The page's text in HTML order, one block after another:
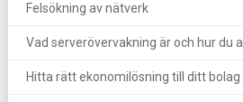
Felsökning av nätverk
Vad serverövervakning är och hur du
Hitta rätt ekonomilösning till ditt bolag